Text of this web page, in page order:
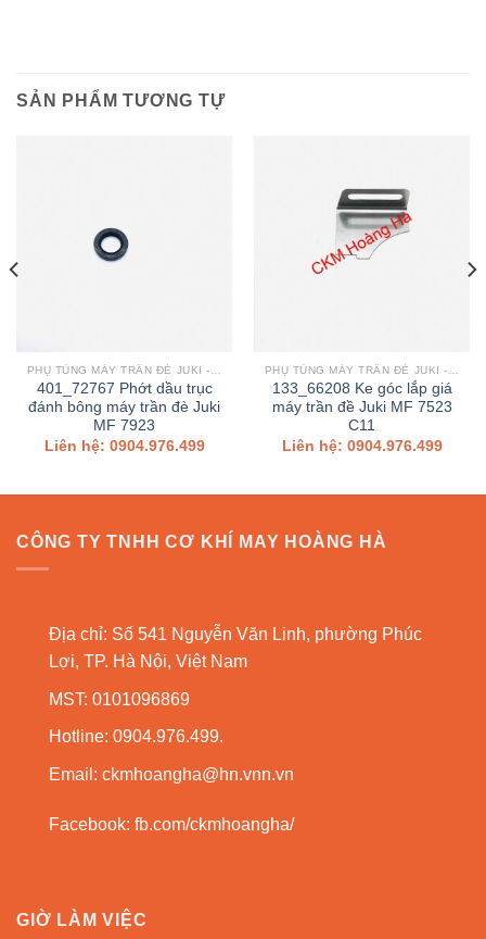
SẢN PHẨM TƯƠNG TỰ
401_72767 Phớt dầu trục
đánh bông máy trần đè Juki
MF 7923
Liên hệ: 0904.976.499
133_66208 Ke góc lắp giá
máy trần đề Juki MF 7523
C11
Liên hệ: 0904.976.499
CÔNG TY TNHH CƠ KHÍ MAY HOÀNG HÀ
Địa chỉ: Số 541 Nguyễn Văn Linh, phường Phúc
Lợi, TP. Hà Nội, Việt Nam
MST: 0101096869
Hotline: 0904.976.499.
Email: ckmhoangha@hn.vnn.vn
Facebook: fb.com/ckmhoangha/
GIỜ LÀM VIỆC